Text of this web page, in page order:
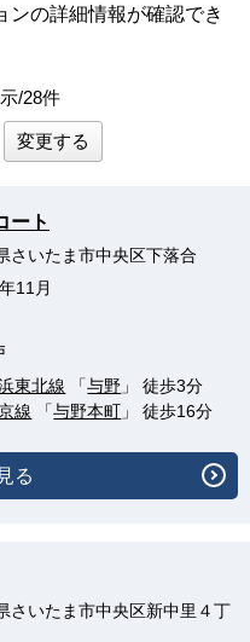
ンの詳細情報が確認でき
/28件
変更する
ート
さいたま市中央区下落合
11月
東北線 「与野 」 徒歩3分
線 「与野本町 」 徒歩16分
る
さいたま市中央区新中里４丁